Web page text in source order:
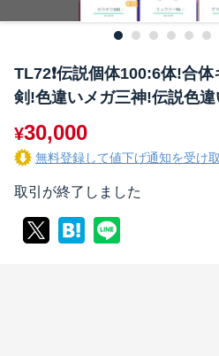
TL72❗️伝説個体100:6体!合
剣!色違いメガ三神!伝説色違
¥30,000
無料登録して値下げ通知を受け
取引が終了しました